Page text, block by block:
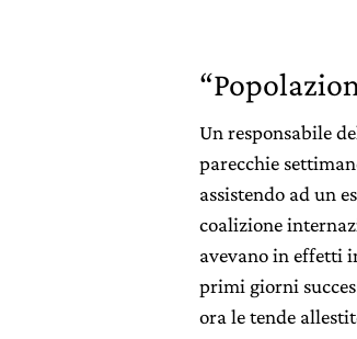
Un responsabile
parecchie
assistendo ad un
coalizione
avevano in effetti
primi giorni
ora le tende